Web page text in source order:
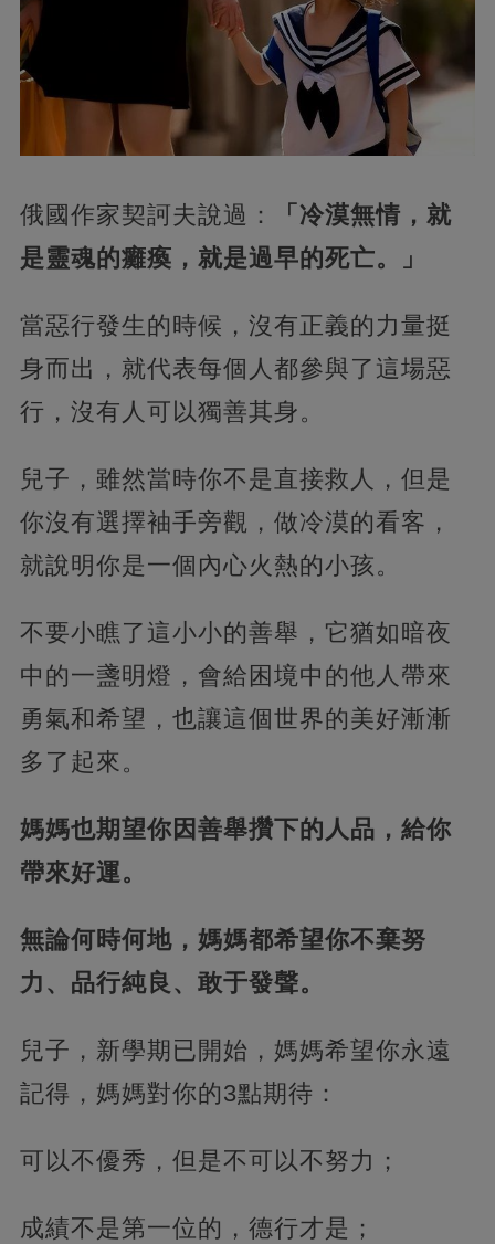
俄國作家契訶夫說過：
「冷漠無情，就
是靈魂的癱瘓，就是過早的死亡。」
當惡行發生的時候，沒有正義的力量挺
身而出，就代表每個人都參與了這場惡
行，沒有人可以獨善其身。
兒子，雖然當時你不是直接救人，但是
你沒有選擇袖手旁觀，做冷漠的看客，
就說明你是一個內心火熱的小孩。
不要小瞧了這小小的善舉，它猶如暗夜
中的一盞明燈，會給困境中的他人帶來
勇氣和希望，也讓這個世界的美好漸漸
多了起來。
媽媽也期望你因善舉攢下的人品，給你
帶來好運。
無論何時何地，媽媽都希望你不棄努
力、品行純良、敢于發聲。
兒子，新學期已開始，媽媽希望你永遠
記得，媽媽對你的3點期待：
可以不優秀，但是不可以不努力；
成績不是第一位的，德行才是；